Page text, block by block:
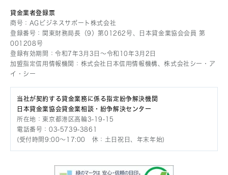
株式会社セイロップ
ビットキャッシュ株式会社
AIRA & AIFUL Public Company Limited
PT REKSA FINANCE
株式会社テンプレイト
貸金業者登録票
商号：AGビジネスサポート株式会社
登録番号：関東財務局長（9）第01262号、日本貸金業協会会員 第
001208号
登録有効期間：令和7年3月3日〜令和10年3月2日
加盟指定信用情報機関：株式会社日本信用情報機構、株式会社シー・ア
イ・シー
当社が契約する貸金業務に係る指定紛争解決機関
日本貸金業協会貸金業相談・紛争解決センター
所在地：東京都港区高輪3-19-15
電話番号：03-5739-3861
(受付時間9:00〜17:00 休：土日祝日、年末年始)